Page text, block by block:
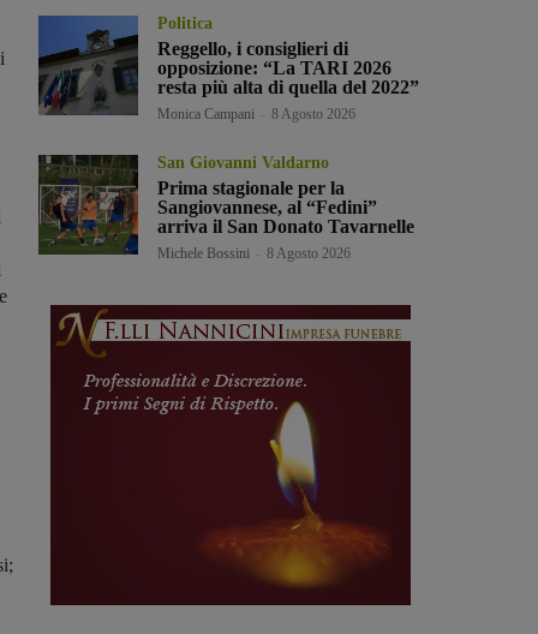
Politica
Reggello, i consiglieri di
opposizione: “La TARI 2026
resta più alta di quella del 2022”
Monica Campani 8 Agosto 2026
San Giovanni Valdarno
Prima stagionale per la
Sangiovannese, al “Fedini”
arriva il San Donato Tavarnelle
Michele Bossini 8 Agosto 2026